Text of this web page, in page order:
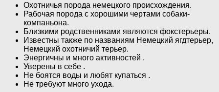
Охотничья порода немецкого происхождения.
Рабочая порода с хорошими чертами собаки-
компаньона.
Близкими родственниками являются фокстерьеры.
Известны также по названиям Немецкий ягдтерьер,
Немецкий охотничий терьер.
Энергичны и много активностей .
Уверены в себе .
Не боятся воды и любят купаться .
Не требуют много ухода.